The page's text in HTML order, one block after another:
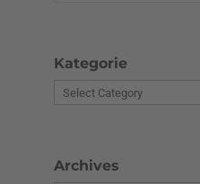
Kategorie
Archives